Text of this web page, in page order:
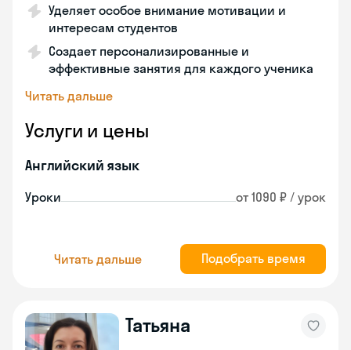
Уделяет особое внимание мотивации и
интересам студентов
Создает персонализированные и
эффективные занятия для каждого ученика
Читать дальше
Услуги и цены
Английский язык
Уроки от 1090 ₽ / урок
Читать дальше Подобрать время
Татьяна